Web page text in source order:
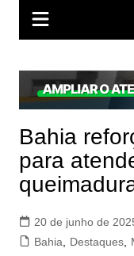
Bahia
para
20 de junho de
Bahia, Destaques,